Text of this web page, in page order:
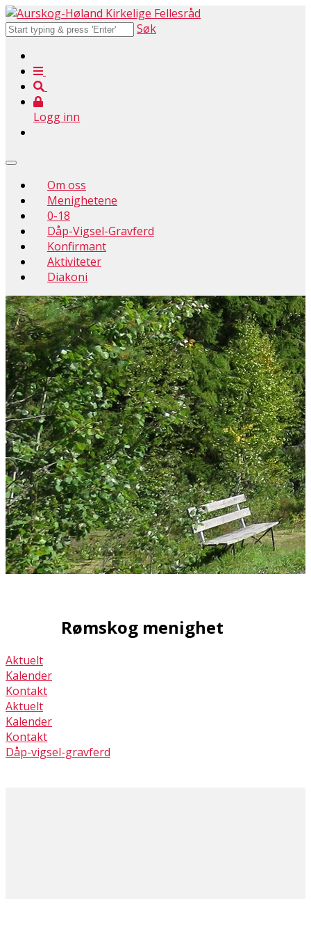
Søk
Logg inn
Om oss
Menighetene
0-18
Dåp-Vigsel-Gravferd
Konfirmant
Aktiviteter
Diakoni
Rømskog menighet
Aktuelt
Kalender
Kontakt
Aktuelt
Kalender
Kontakt
Dåp-vigsel-gravferd